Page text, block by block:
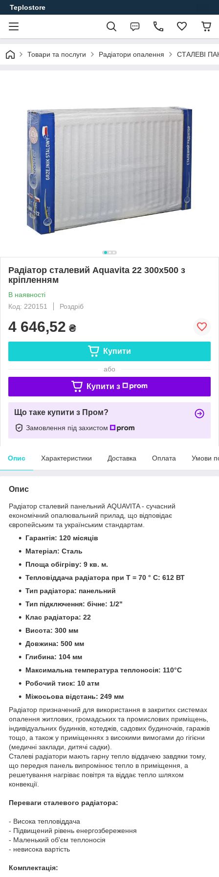
Teplostore
Товари та послуги Радіатори опалення СТАЛЕВІ
Радіатор сталевий Aquavita 22 300х500 з
кріпленням
В наявності
Код: 220151
Роздріб
4 646,52 ₴
Купити
або
Купити з
Що таке купити з Пром?
Замовлення під захистом
Опис Характеристики Доставка Оплата Умови
Опис
Радіатор сталевий панельний AQUAVITA - сучасний
економічний опалювальний прилад, що відповідає
європейським та українським стандартам.
Гарантія: 120 місяців
Матеріал: Сталь
Площа обігріву: 9 кв. м.
Тепловіддача радіатора при Т = 70 ° С: 612 ВТ
Тип радіатора: панельний
Тип підключення: бічне: 1/2"
Клас радіатора: 22
Висота: 300 мм
Довжина: 500 мм
Глибина: 104 мм
Максимальна температура теплоносія: 110°С
Робочий тиск: 10 атм
Міжосьова відстань: 249 мм
Радіатор призначений для використання в закритих системах
опалення житлових, громадських та промислових приміщень,
індивідуальних будинків, котеджів, садових будиночків, гаражів
тощо, а також у приміщеннях з високими вимогами до гігієни
(медичні заклади, дитячі садки).
Сталеві радіатори мають гарну тепло віддачею завдяки тому,
що передня панель випромінює тепло в приміщення, а
решетування нагріває повітря та віддає тепло шляхом
конвекції.
Переваги сталевого радіатора:
- Висока тепловіддача
- Підвищений рівень енергозбереження
- Маленький об'єм теплоносія
- невисока вартість
Комплектація: